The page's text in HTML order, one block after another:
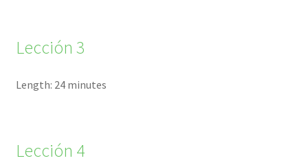
Lección 3
Length: 24 minutes
Lección 4